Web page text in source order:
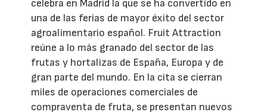
celebra en Madrid la que se ha convertido en
una de las ferias de mayor éxito del sector
agroalimentario español. Fruit Attraction
reúne a lo más granado del sector de las
frutas y hortalizas de España, Europa y de
gran parte del mundo. En la cita se cierran
miles de operaciones comerciales de
compraventa de fruta, se presentan nuevos